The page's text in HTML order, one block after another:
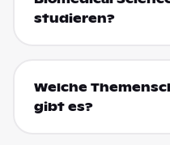
studieren?
Welche
gibt es?